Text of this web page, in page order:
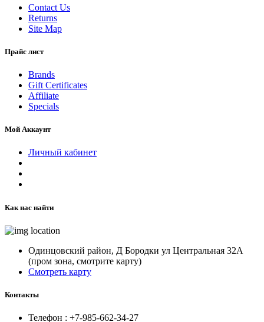
Contact Us
Returns
Site Map
Прайс лист
Brands
Gift Certificates
Affiliate
Specials
Мой Аккаунт
Личный кабинет
Как нас найти
Одинцовский район, Д Бородки ул Центральная 32А
(пром зона, смотрите карту)
Смотреть карту
Контакты
Телефон : +7-985-662-34-27